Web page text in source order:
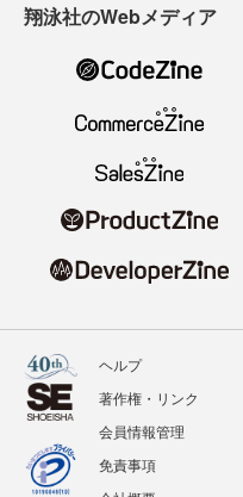
翔泳社のWebメディア
ヘルプ
著作権・リンク
会員情報管理
免責事項